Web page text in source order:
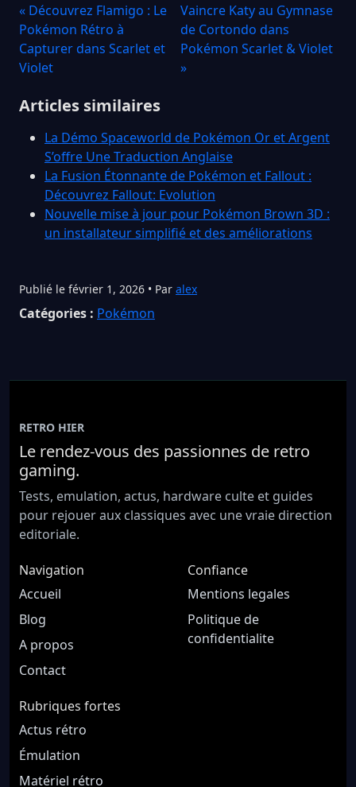
« Découvrez Flamigo : Le
Pokémon Rétro à
Capturer dans Scarlet et
Violet
Vaincre Katy au Gymnase
de Cortondo dans
Pokémon Scarlet & Violet
»
Articles similaires
La Démo Spaceworld de Pokémon Or et Argent
S’offre Une Traduction Anglaise
La Fusion Étonnante de Pokémon et Fallout :
Découvrez Fallout: Evolution
Nouvelle mise à jour pour Pokémon Brown 3D :
un installateur simplifié et des améliorations
Publié le février 1, 2026 • Par alex
Catégories : Pokémon
RETRO HIER
Le rendez-vous des passionnes de retro
gaming.
Tests, emulation, actus, hardware culte et guides
pour rejouer aux classiques avec une vraie direction
editoriale.
Navigation
Accueil
Blog
A propos
Contact
Confiance
Mentions legales
Politique de
confidentialite
Rubriques fortes
Actus rétro
Émulation
Matériel rétro